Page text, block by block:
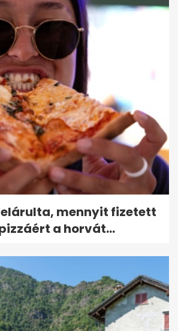
mennyit fizetett
a horvát...